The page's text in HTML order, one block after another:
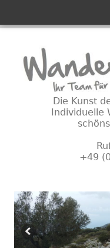
Inhalt
Die Kunst
Individuelle
+49